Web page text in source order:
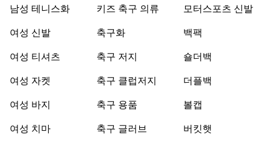
남성 테니스화
여성 신발
여성 티셔츠
여성 자켓
여성 바지
여성 치마
키즈 축구 의류
축구화
축구 저지
축구 클럽저지
축구 용품
축구 글러브
모터스포츠 신발
백팩
숄더백
더플백
볼캡
버킷햇